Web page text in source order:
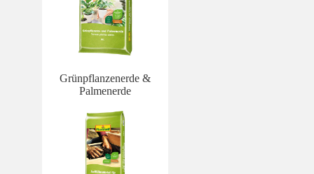
Grünpflanzenerde &
Palmenerde